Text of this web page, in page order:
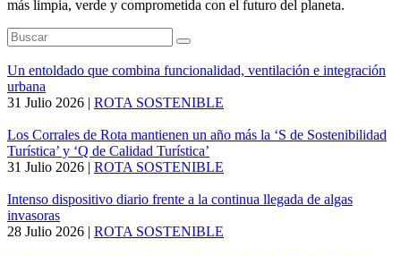
más limpia, verde y comprometida con el futuro del planeta.
Un entoldado que combina funcionalidad, ventilación e integración
urbana
31 Julio 2026 | ROTA SOSTENIBLE
Los Corrales de Rota mantienen un año más la ‘S de Sostenibilidad
Turística’ y ‘Q de Calidad Turística’
31 Julio 2026 | ROTA SOSTENIBLE
Intenso dispositivo diario frente a la continua llegada de algas
invasoras
28 Julio 2026 | ROTA SOSTENIBLE